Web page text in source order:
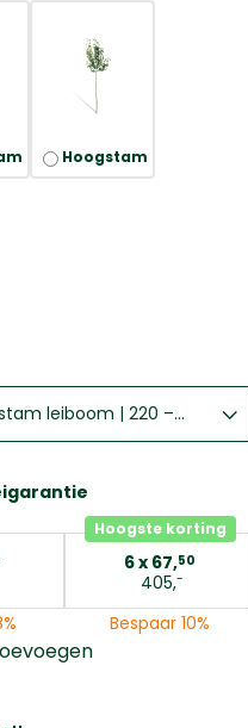
Hoogstam
Pyrus communis ‘Conference’ | Halfstam leiboom | 220 – 240 cm
Pyrus communis ‘Conference’ | Hoogstam leiboom | 280 – 300 cm
Hoogste korting
6 x 67,50
405,-
Bespaar 10%